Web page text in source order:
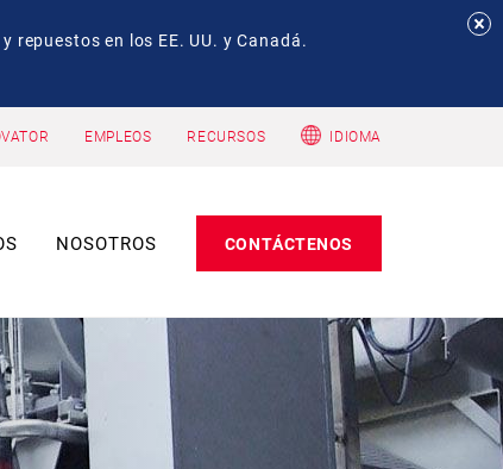
repuestos en los EE. UU. y Canadá.
EMPLEOS RECURSOS IDIOMA
NOSOTROS CONTÁCTENOS